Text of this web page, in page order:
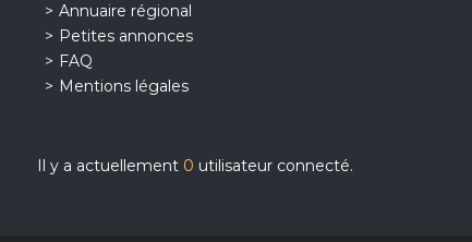
Annuaire régional
Petites annonces
FAQ
Mentions légales
Il y a actuellement 0 utilisateur connecté.